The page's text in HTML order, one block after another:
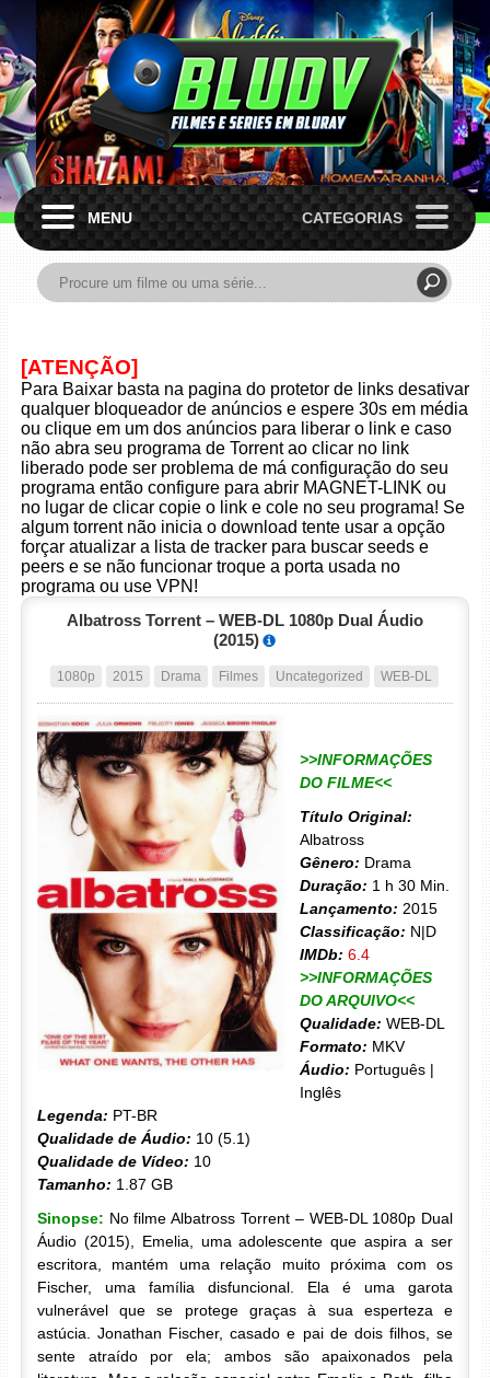
MENU CATEGORIAS
[ATENÇÃO]
Para Baixar basta na pagina do protetor de links desativar
qualquer bloqueador de anúncios e espere 30s em média
ou clique em um dos anúncios para liberar o link e caso
não abra seu programa de Torrent ao clicar no link
liberado pode ser problema de má configuração do seu
programa então configure para abrir MAGNET-LINK ou
no lugar de clicar copie o link e cole no seu programa! Se
algum torrent não inicia o download tente usar a opção
forçar atualizar a lista de tracker para buscar seeds e
peers e se não funcionar troque a porta usada no
programa ou use VPN!
Albatross Torrent – WEB-DL 1080p Dual Áudio
(2015)
1080p 2015 Drama Filmes Uncategorized WEB-DL
>>INFORMAÇÕES
DO FILME<<
Título Original:
Albatross
Gênero: Drama
Duração: 1 h 30 Min.
Lançamento: 2015
Classificação: N|D
IMDb: 6.4
>>INFORMAÇÕES
DO ARQUIVO<<
Qualidade: WEB-DL
Formato: MKV
Áudio: Português |
Inglês
Legenda: PT-BR
Qualidade de Áudio: 10 (5.1)
Qualidade de Vídeo: 10
Tamanho: 1.87 GB
Sinopse: No filme Albatross Torrent – WEB-DL 1080p Dual
Áudio (2015), Emelia, uma adolescente que aspira a ser
escritora, mantém uma relação muito próxima com os
Fischer, uma família disfuncional. Ela é uma garota
vulnerável que se protege graças à sua esperteza e
astúcia. Jonathan Fischer, casado e pai de dois filhos, se
sente atraído por ela; ambos são apaixonados pela